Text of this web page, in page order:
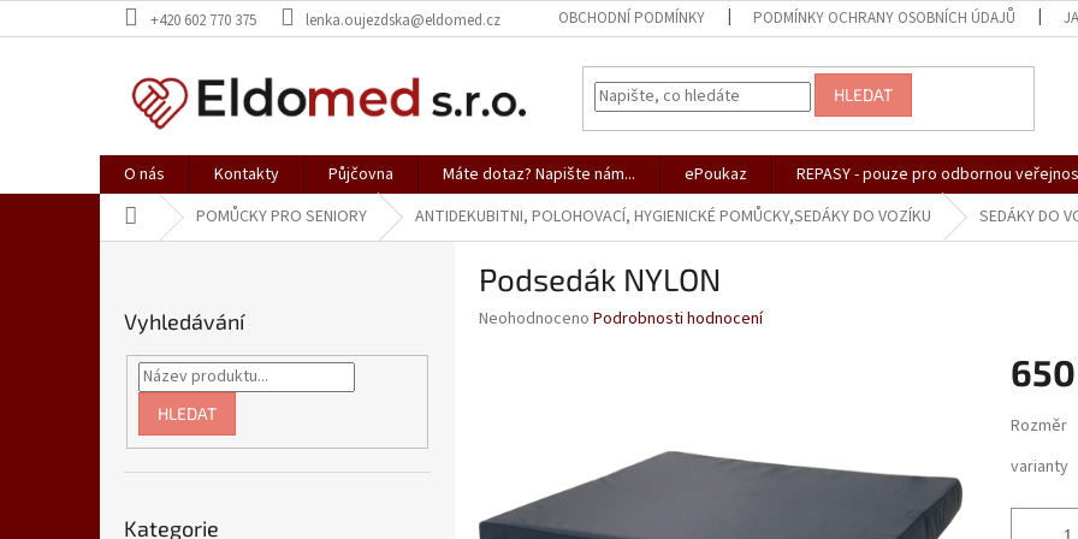
na
+420 602 770 375 lenka.oujezdska@eldomed.cz OBCHODNÍ PODMÍNKY PODMÍNKY OCHRANY OSOBNÍCH ÚDAJŮ
HLEDAT
O nás Kontakty Půjčovna Máte dotaz? Napište nám... ePoukaz REPASY - pouze pro odbornou
Domů POMŮCKY PRO SENIORY ANTIDEKUBITNI, POLOHOVACÍ, HYGIENICKÉ POMŮCKY,SEDÁKY DO VOZÍKU SEDÁKY DO
Vyhledávání
HLEDAT
kategorie
Kategorie
Podsedák NYLON
Průměrné
Neohodnoceno Podrobnosti hodnocení
Měrná
cena:
Rozměr
varianty